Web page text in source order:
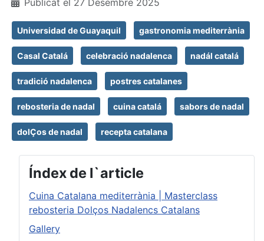
Publicat el 27 Desembre 2025
Universidad de Guayaquil gastronomia mediterrània
Casal Catalá celebració nadalenca nadál catalá
tradició nadalenca postres catalanes
rebosteria de nadal cuina catalá sabors de nadal
dolÇos de nadal recepta catalana
Índex de l`article
Cuina Catalana mediterrània | Masterclass
rebosteria Dolços Nadalencs Catalans
Gallery